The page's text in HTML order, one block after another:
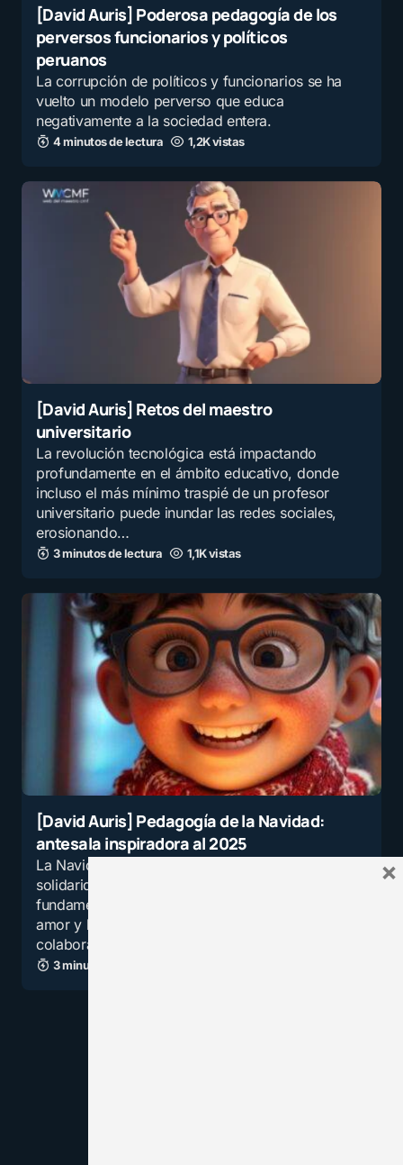
[David Auris] Poderosa pedagogía de los
perversos funcionarios y políticos
peruanos
La corrupción de políticos y funcionarios se ha
vuelto un modelo perverso que educa
negativamente a la sociedad entera.
4 minutos de lectura 1,2K vistas
[David Auris] Retos del maestro
universitario
La revolución tecnológica está impactando
profundamente en el ámbito educativo, donde
incluso el más mínimo traspié de un profesor
universitario puede inundar las redes sociales,
erosionando…
3 minutos de lectura 1,1K vistas
[David Auris] Pedagogía de la Navidad:
antesala inspiradora al 2025
La Navidad en un hermoso pretexto de
solidaridad, perdón y autorreflexión, pilares
fundamentales de toda familia. El valor del
amor y la alegría de compartir de manera
colaborativa, es clave…
3 minutos de lectura
×